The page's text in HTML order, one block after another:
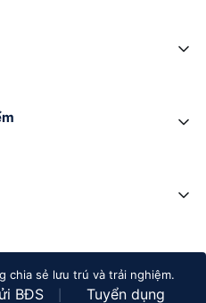
chia sẻ lưu trú và trải nghiệm.
BĐS Tuyển dụng